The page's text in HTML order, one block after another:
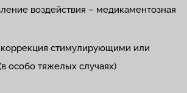
воздействия – медикаментозная
коррекция стимулирующими или
особо тяжелых случаях)